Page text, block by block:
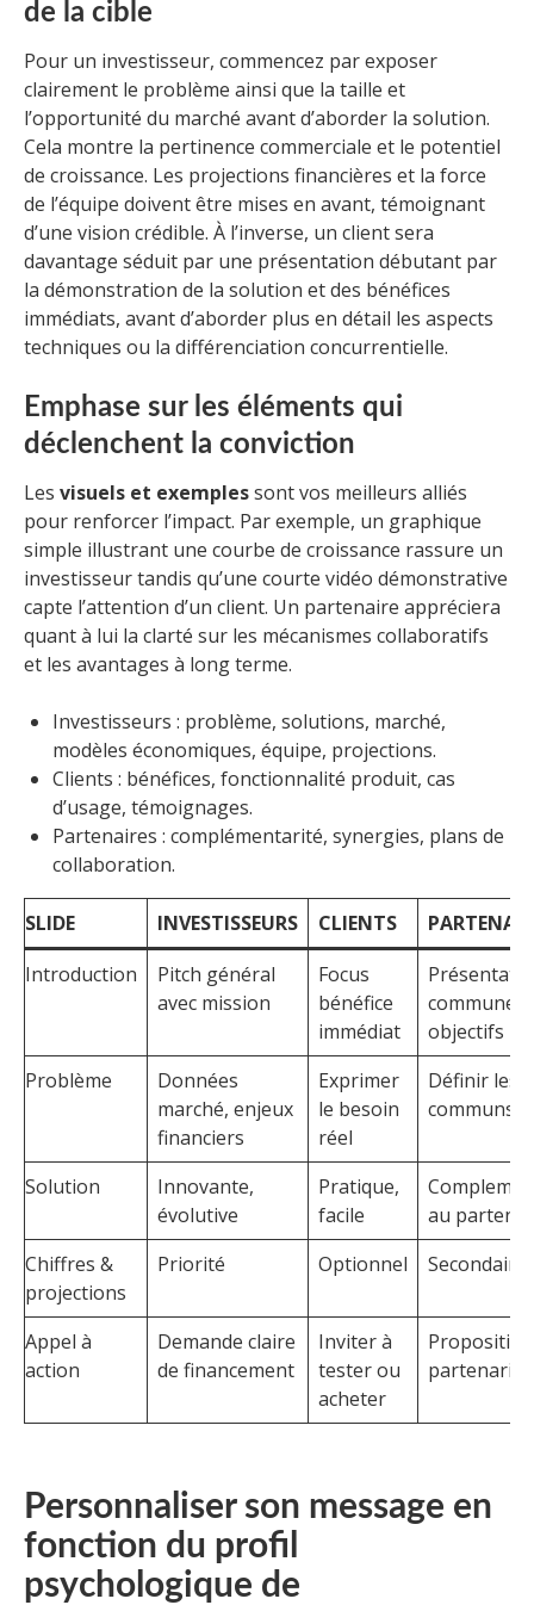
de la cible
Pour un investisseur, commencez par exposer
clairement le problème ainsi que la taille et
l’opportunité du marché avant d’aborder la solution.
Cela montre la pertinence commerciale et le potentiel
de croissance. Les projections financières et la force
de l’équipe doivent être mises en avant, témoignant
d’une vision crédible. À l’inverse, un client sera
davantage séduit par une présentation débutant par
la démonstration de la solution et des bénéfices
immédiats, avant d’aborder plus en détail les aspects
techniques ou la différenciation concurrentielle.
Emphase sur les éléments qui
déclenchent la conviction
Les visuels et exemplessont vos meilleurs alliés
pour renforcer l’impact. Par exemple, un graphique
simple illustrant une courbe de croissance rassure un
investisseur tandis qu’une courte vidéo démonstrative
capte l’attention d’un client. Un partenaire appréciera
quant à lui la clarté sur les mécanismes collaboratifs
et les avantages à long terme.
Investisseurs : problème, solutions, marché,
modèles économiques, équipe, projections.
Clients : bénéfices, fonctionnalité produit, cas
d’usage, témoignages.
Partenaires : complémentarité, synergies, plans de
collaboration.
SLIDE INVESTISSEURS CLIENTS
Introduction
Pitch général
avec mission
Focus
bénéfice
immédiat
commune
objectifs
Problème
Données
marché, enjeux
financiers
Exprimer
le besoin
réel
Définir les
communs
Solution
Innovante,
évolutive
Pratique,
facile
au
Chiffres &
projections
Priorité Optionnel Secondaire
Appel à
action
Demande claire
de financement
Inviter à
tester ou
acheter
partenariat
Personnaliser son message en
fonction du profil
psychologique de